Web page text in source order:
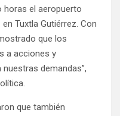
horas el aeropuerto
Tuxtla Gutiérrez. Con
que los
a acciones y
demandas”,
que también